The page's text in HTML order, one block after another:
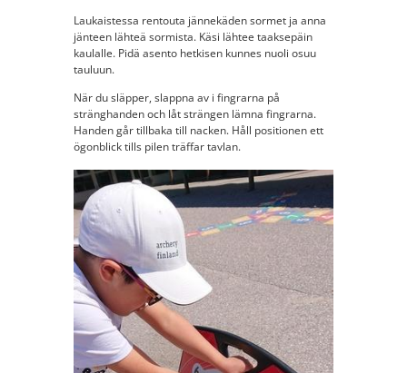
Laukaistessa rentouta jännekäden sormet ja anna
jänteen lähteä sormista. Käsi lähtee taaksepäin
kaulalle. Pidä asento hetkisen kunnes nuoli osuu
tauluun.
När du släpper, slappna av i fingrarna på
stränghanden och låt strängen lämna fingrarna.
Handen går tillbaka till nacken. Håll positionen ett
ögonblick tills pilen träffar tavlan.